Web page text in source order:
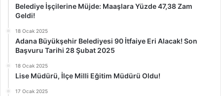
Belediye İşçilerine Müjde: Maaşlara Yüzde 47,38 Zam
Geldi!
18 Ocak 2025
Adana Büyükşehir Belediyesi 90 İtfaiye Eri Alacak! Son
Başvuru Tarihi 28 Şubat 2025
18 Ocak 2025
Lise Müdürü, İlçe Milli Eğitim Müdürü Oldu!
17 Ocak 2025